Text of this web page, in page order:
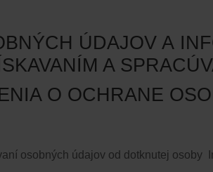
ÚDAJOV A​​
A
O OCHRANE
osobných údajov od dotknutej osoby